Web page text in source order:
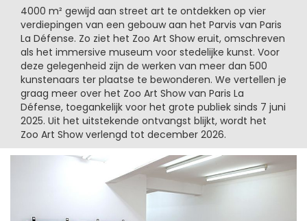
4000 m² gewijd aan street art te ontdekken op vier
verdiepingen van een gebouw aan het Parvis van Paris
La Défense. Zo ziet het Zoo Art Show eruit, omschreven
als het immersive museum voor stedelijke kunst. Voor
deze gelegenheid zijn de werken van meer dan 500
kunstenaars ter plaatse te bewonderen. We vertellen je
graag meer over het Zoo Art Show van Paris La
Défense, toegankelijk voor het grote publiek sinds 7 juni
2025. Uit het uitstekende ontvangst blijkt, wordt het
Zoo Art Show verlengd tot december 2026.